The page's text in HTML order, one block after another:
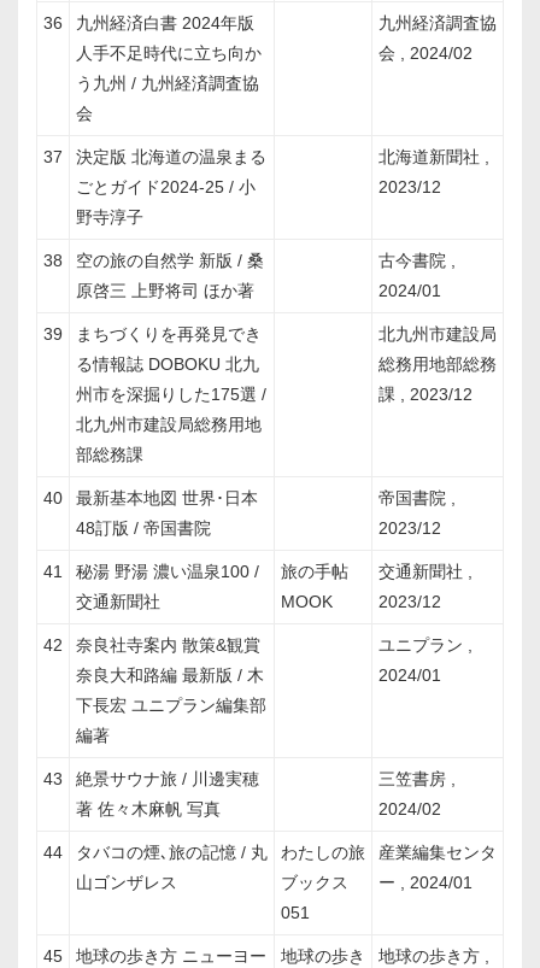
36
九州経済白書 2024年版
人手不足時代に立ち向か
う九州 / 九州経済調査協
会
九州経済調査協
会 , 2024/02
37
決定版 北海道の温泉まる
ごとガイド2024-25 / 小
野寺淳子
北海道新聞社 ,
2023/12
38
空の旅の自然学 新版 / 桑
原啓三 上野将司 ほか著
古今書院 ,
2024/01
39
まちづくりを再発見でき
る情報誌 DOBOKU 北九
州市を深掘りした175選 /
北九州市建設局総務用地
部総務課
北九州市建設局
総務用地部総務
課 , 2023/12
40
最新基本地図 世界･日本
48訂版 / 帝国書院
帝国書院 ,
2023/12
41
秘湯 野湯 濃い温泉100 /
交通新聞社
旅の手帖
MOOK
交通新聞社 ,
2023/12
42
奈良社寺案内 散策&観賞
奈良大和路編 最新版 / 木
下長宏 ユニプラン編集部
編著
ユニプラン ,
2024/01
43
絶景サウナ旅 / 川邊実穂
著 佐々木麻帆 写真
三笠書房 ,
2024/02
44
タバコの煙､旅の記憶 / 丸
山ゴンザレス
わたしの旅
ブックス
051
産業編集センタ
ー , 2024/01
45
地球の歩き方 ニューヨー
地球の歩き
地球の歩き方 ,